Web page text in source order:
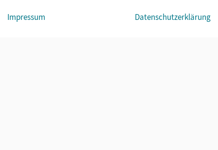
© Cornelsen Verlag 2026
Impressum Datenschutzerklärung